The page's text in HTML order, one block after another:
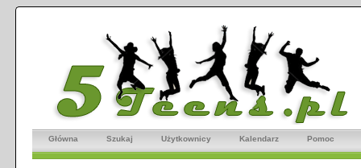
Główna Szukaj Użytkownicy Kalendarz Pomoc